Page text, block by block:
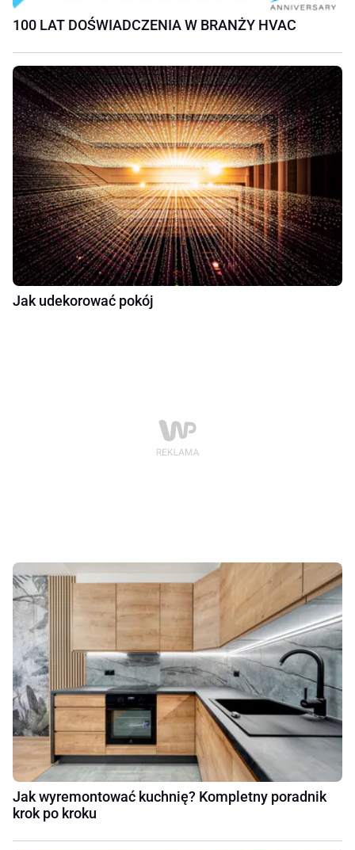
100 LAT DOŚWIADCZENIA W BRANŻY HVAC
Jak udekorować pokój
Jak wyremontować kuchnię? Kompletny poradnik
krok po kroku